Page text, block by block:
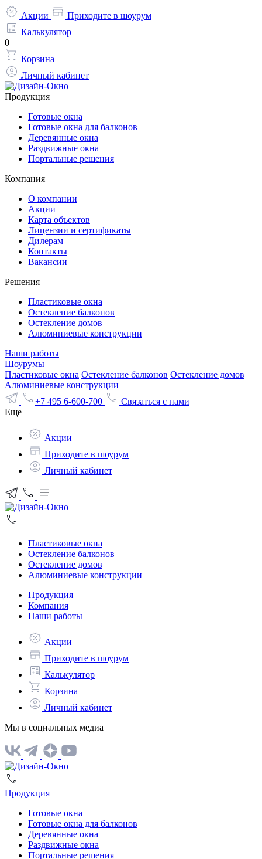
Акции
Приходите в шоурум
Калькулятор
0
Корзина
Личный кабинет
Продукция
Готовые окна
Готовые окна для балконов
Деревянные окна
Раздвижные окна
Портальные решения
Компания
О компании
Акции
Карта объектов
Лицензии и сертификаты
Дилерам
Контакты
Вакансии
Решения
Пластиковые окна
Остекление балконов
Остекление домов
Алюминиевые конструкции
Наши работы
Шоурумы
Пластиковые окна Остекление балконов Остекление домов
Алюминиевые конструкции
+7 495 6-600-700
Связаться с нами
Еще
Акции
Приходите в шоурум
Личный кабинет
Пластиковые окна
Остекление балконов
Остекление домов
Алюминиевые конструкции
Продукция
Компания
Наши работы
Акции
Приходите в шоурум
Калькулятор
Корзина
Личный кабинет
Мы в социальных медиа
Продукция
Готовые окна
Готовые окна для балконов
Деревянные окна
Раздвижные окна
Портальные решения